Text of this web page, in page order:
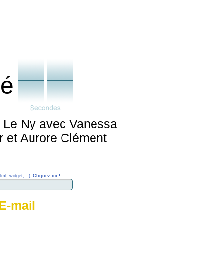
Ny avec Vanessa
et Aurore Clément
widget,...), Cliquez ici !
mail